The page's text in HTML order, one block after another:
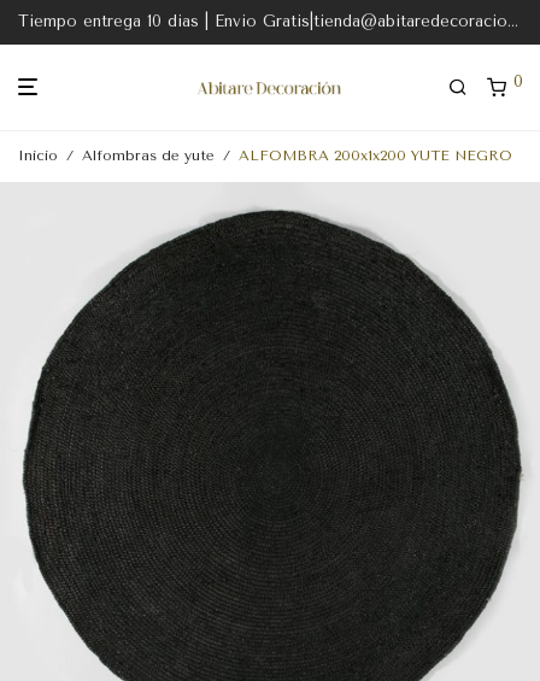
Tiempo entrega 10 dias | Envio Gratis|tienda@abitaredecoracion.com
0
Inicio / Alfombras de yute / ALFOMBRA 200x1x200 YUTE NEGRO